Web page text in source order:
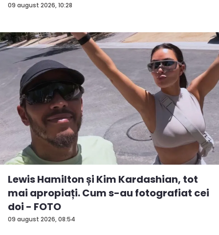
09 august 2026, 10:28
09 august 2026, 08:54
Lewis Hamilton și Kim Kardashian, tot
mai apropiați. Cum s-au fotografiat cei
doi - FOTO